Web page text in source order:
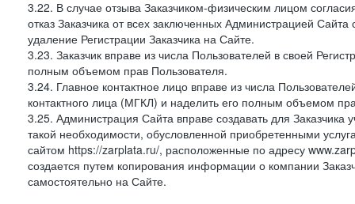
3.22. В случае отзыва Заказчиком-физическим лицом
отказ Заказчика от всех заключенных Администрацией
удаление Регистрации Заказчика на Сайте.
3.23. Заказчик вправе из числа Пользователей в своей
полным объемом прав Пользователя.
3.24. Главное контактное лицо вправе из числа
контактного лица (МГКЛ) и наделить его полным объемом
3.25. Администрация Сайта вправе создавать для
такой необходимости, обусловленной приобретенными
сайтом https://zarplata.ru/, расположенные по адресу
создается путем копирования информации о компании
самостоятельно на Сайте.